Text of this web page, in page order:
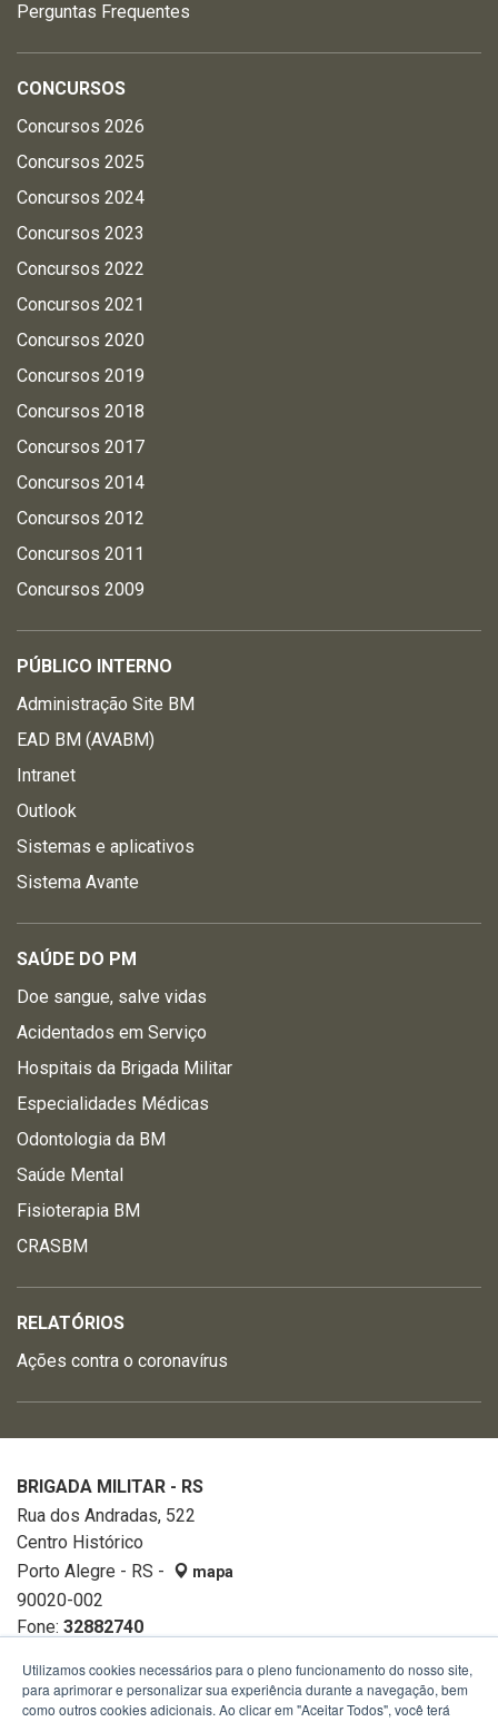
Perguntas Frequentes
CONCURSOS
Concursos 2026
Concursos 2025
Concursos 2024
Concursos 2023
Concursos 2022
Concursos 2021
Concursos 2020
Concursos 2019
Concursos 2018
Concursos 2017
Concursos 2014
Concursos 2012
Concursos 2011
Concursos 2009
PÚBLICO INTERNO
Administração Site BM
EAD BM (AVABM)
Intranet
Outlook
Sistemas e aplicativos
Sistema Avante
SAÚDE DO PM
Doe sangue, salve vidas
Acidentados em Serviço
Hospitais da Brigada Militar
Especialidades Médicas
Odontologia da BM
Saúde Mental
Fisioterapia BM
CRASBM
RELATÓRIOS
Ações contra o coronavírus
BRIGADA MILITAR - RS
Rua dos Andradas, 522
Centro Histórico
Porto Alegre - RS -
mapa
90020-002
Fone: 32882740
Utilizamos cookies necessários para o pleno funcionamento do nosso site,
para aprimorar e personalizar sua experiência durante a navegação, bem
como outros cookies adicionais. Ao clicar em "Aceitar Todos", você terá